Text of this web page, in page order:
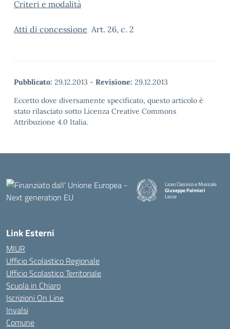
Criteri e modalità
Atti di concessione Art. 26, c. 2
Pubblicato: 29.12.2013 - Revisione: 29.12.2013
Eccetto dove diversamente specificato, questo articolo è
stato rilasciato sotto Licenza Creative Commons
Attribuzione 4.0 Italia.
Liceo Classico e Musicale
Giuseppe Palmieri
Lecce
Link Esterni
MIUR
Ufficio Scolastico Regionale
Ufficio Scolastico Territoriale
Scuola in Chiaro
Iscrizioni On Line
Invalsi
Comune